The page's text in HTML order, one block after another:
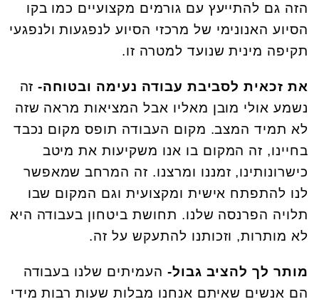
הזה גם להתייעץ עם גורמים מקצועיים כמו בקו
הסיוע האנונימי של מרכזי הסיוע לנפגעות ולנפגעי
תקיפה מינית שנועד למטרה זו.
את זכאית לסביבת עבודה נעימה ובטוחה-זה
נשמע אולי מובן מאליו אבל המציאות מראה שזה
לא תמיד המצב. מקום העבודה תופס מקום נכבד
בחיינו, זה המקום בו אנו משקיעות את מיטב
כישרונותינו, זמננו ומרצנו. זה המרחב שמאפשר
לנו להתפתח אישית ומקצועית וגם המקום שבו
תלויה הפרנסה שלנו. תחושת ביטחון בעבודה היא
לא מותרות, וזכותנו להתעקש על זה.
מותר לך להציב גבול- העמיתים שלנו בעבודה
הם אנשים שאיתם אנחנו מבלות שעות רבות מידי